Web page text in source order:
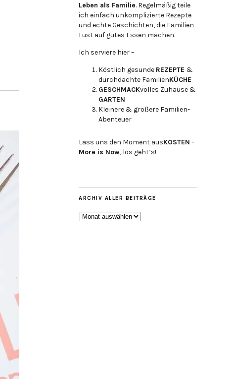
Leben als Familie. Regelmäßig teile
ich einfach unkomplizierte Rezepte
und echte Geschichten, die Familien
Lust auf gutes Essen machen.
Ich serviere hier –
Köstlich gesunde REZEPTE &
durchdachte FamilienKÜCHE
GESCHMACKvolles Zuhause &
GARTEN
Kleinere & größere Familien-
Abenteuer
Lass uns den Moment ausKOSTEN –
More is Now, los geht’s!
ARCHIV ALLER BEITRÄGE
ARCHIV